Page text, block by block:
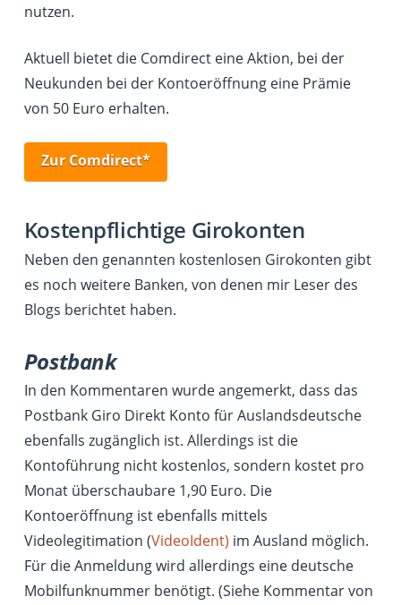
nutzen.
Aktuell bietet die Comdirect eine Aktion, bei der
Neukunden bei der Kontoeröffnung eine Prämie
von 50 Euro erhalten.
Zur Comdirect*
Kostenpflichtige Girokonten
Neben den genannten kostenlosen Girokonten gibt
es noch weitere Banken, von denen mir Leser des
Blogs berichtet haben.
Postbank
In den Kommentaren wurde angemerkt, dass das
Postbank Giro Direkt Konto für Auslandsdeutsche
ebenfalls zugänglich ist. Allerdings ist die
Kontoführung nicht kostenlos, sondern kostet pro
Monat überschaubare 1,90 Euro. Die
Kontoeröffnung ist ebenfalls mittels
Videolegitimation (VideoIdent) im Ausland möglich.
Für die Anmeldung wird allerdings eine deutsche
Mobilfunknummer benötigt. (Siehe Kommentar von